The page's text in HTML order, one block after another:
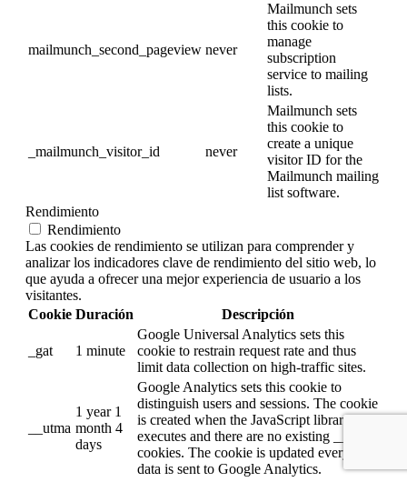
mailmunch_second_pageview never
Mailmunch sets
this cookie to
manage
subscription
service to mailing
lists.
_mailmunch_visitor_id never
Mailmunch sets
this cookie to
create a unique
visitor ID for the
Mailmunch mailing
list software.
Rendimiento
Rendimiento
Las cookies de rendimiento se utilizan para comprender y
analizar los indicadores clave de rendimiento del sitio web, lo
que ayuda a ofrecer una mejor experiencia de usuario a los
visitantes.
Cookie Duración Descripción
_gat 1 minute
Google Universal Analytics sets this
cookie to restrain request rate and thus
limit data collection on high-traffic sites.
__utma
1 year 1
month 4
days
Google Analytics sets this cookie to
distinguish users and sessions. The cookie
is created when the JavaScript library
executes and there are no existing __utma
cookies. The cookie is updated every time
data is sent to Google Analytics.